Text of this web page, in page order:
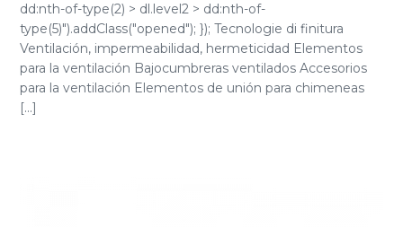
dd:nth-of-type(2) > dl.level2 > dd:nth-of-
type(5)").addClass("opened"); }); Tecnologie di finitura
Ventilación, impermeabilidad, hermeticidad Elementos
para la ventilación Bajocumbreras ventilados Accesorios
para la ventilación Elementos de unión para chimeneas
[...]